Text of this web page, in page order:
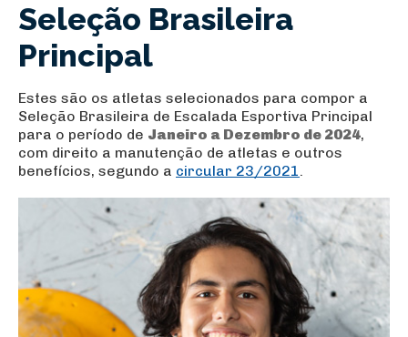
Seleção Brasileira
Principal
Estes são os atletas selecionados para compor a
Seleção Brasileira de Escalada Esportiva Principal
para o período de Janeiro a Dezembro de 2024,
com direito a manutenção de atletas e outros
benefícios, segundo a circular 23/2021.